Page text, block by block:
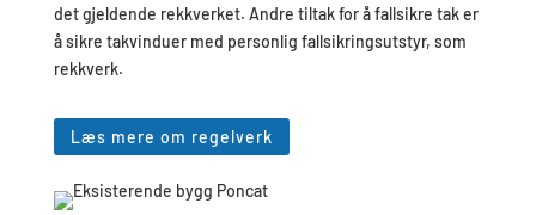
det gjeldende rekkverket. Andre tiltak for å fallsikre tak er
å sikre takvinduer med personlig fallsikringsutstyr, som
rekkverk.
Læs mere om regelverk